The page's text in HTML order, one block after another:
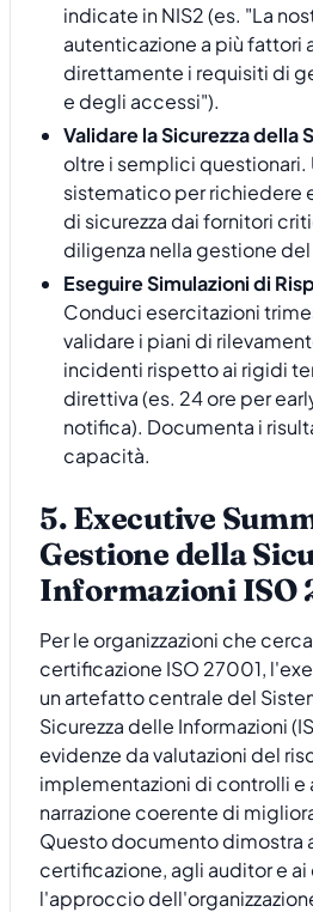
indicate in NIS2 (es. "La
autenticazione a più fattori
direttamente i requisiti di
e degli accessi").
Validare la Sicurezza della
oltre i semplici questionari.
sistematico per richiedere
di sicurezza dai fornitori
diligenza nella gestione
Eseguire Simulazioni di
Conduci esercitazioni
validare i piani di
incidenti rispetto ai rigidi
direttiva (es. 24 ore per
notifica). Documenta i
capacità.
5. Executive
Gestione della
Informazioni ISO
Per le organizzazioni che
certificazione ISO 27001,
un artefatto centrale del
Sicurezza delle Informazioni
evidenze da valutazioni del
implementazioni di controlli e
narrazione coerente di
Questo documento dimostra
certificazione, agli auditor e
l'approccio